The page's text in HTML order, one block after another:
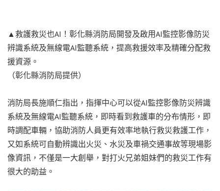
▲救護救災也AI！彰化縣消防局開發及啟用AI監控影像防災
辨識系統及無線電AI監聽系統，提高救援效率及精確分配救
援資源。
（彰化縣消防局提供）
消防局長施順仁指出，指揮中心可以從AI監控影像防災辨識
系統及無線電AI監聽系統，即時看到救護車的分布情形，即
時調配車輛，協助消防人員更有效率地執行救災救護工作，
又如系統可自動辨識出火災、水災及車禍交通事故等現場影
像資訊，不僅是一大創舉，對打火兄弟姐妹們的救災工作有
很大的助益。